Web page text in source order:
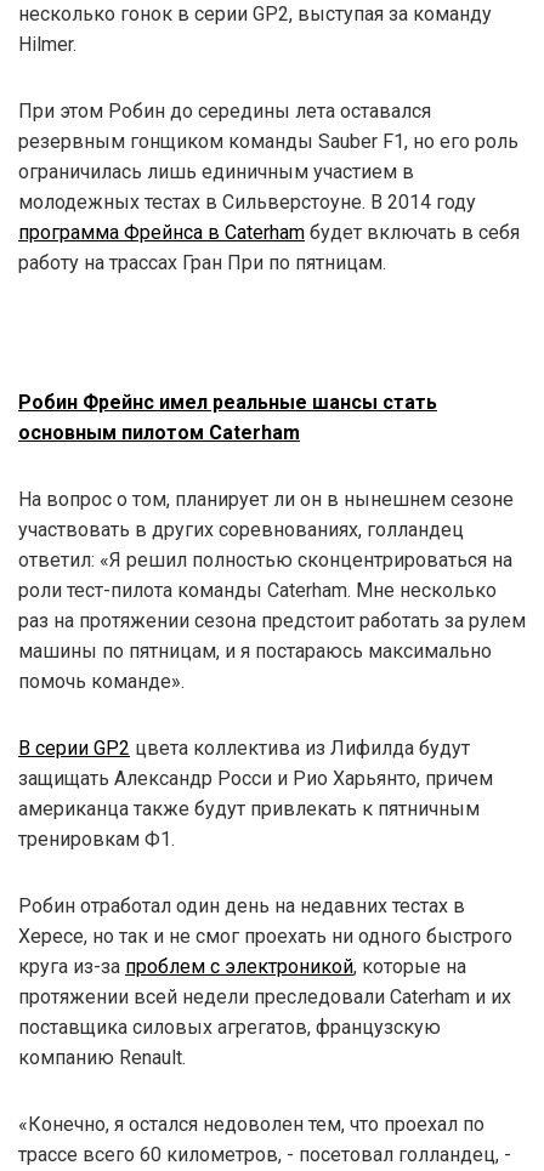
несколько гонок в серии GP2, выступая за команду
Hilmer.
При этом Робин до середины лета оставался
резервным гонщиком команды Sauber F1, но его роль
ограничилась лишь единичным участием в
молодежных тестах в Сильверстоуне. В 2014 году
программа Фрейнса в Caterham будет включать в себя
работу на трассах Гран При по пятницам.
Робин Фрейнс имел реальные шансы стать
основным пилотом Caterham
На вопрос о том, планирует ли он в нынешнем сезоне
участвовать в других соревнованиях, голландец
ответил: «Я решил полностью сконцентрироваться на
роли тест-пилота команды Caterham. Мне несколько
раз на протяжении сезона предстоит работать за рулем
машины по пятницам, и я постараюсь максимально
помочь команде».
В серии GP2 цвета коллектива из Лифилда будут
защищать Александр Росси и Рио Харьянто, причем
американца также будут привлекать к пятничным
тренировкам Ф1.
Робин отработал один день на недавних тестах в
Хересе, но так и не смог проехать ни одного быстрого
круга из-за проблем с электроникой, которые на
протяжении всей недели преследовали Caterham и их
поставщика силовых агрегатов, французскую
компанию Renault.
«Конечно, я остался недоволен тем, что проехал по
трассе всего 60 километров, - посетовал голландец, -